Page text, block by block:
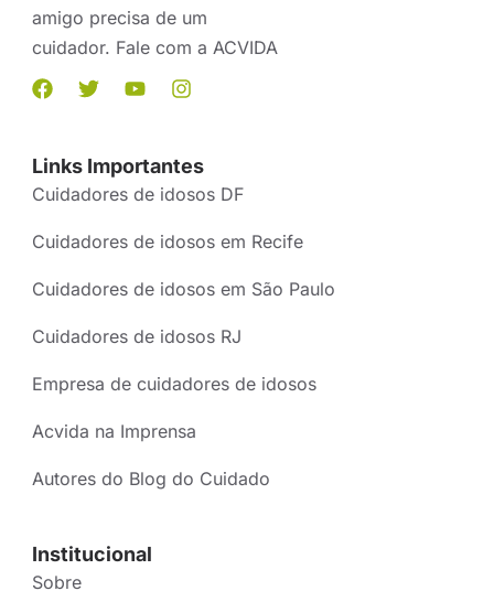
amigo precisa de um
cuidador. Fale com a ACVIDA
Links Importantes
Cuidadores de idosos DF
Cuidadores de idosos em Recife
Cuidadores de idosos em São Paulo
Cuidadores de idosos RJ
Empresa de cuidadores de idosos
Acvida na Imprensa
Autores do Blog do Cuidado
Institucional
Sobre